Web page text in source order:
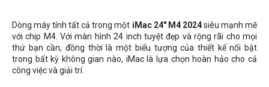
Dòng máy tính tất cả trong một iMac 24" M4 2024siêu mạnh mẽ
với chip M4. Với màn hình 24 inch tuyệt đẹp và rộng rãi cho mọi
thứ bạn cần, đồng thời là một biểu tượng của thiết kế nổi bật
trong bất kỳ không gian nào, iMac là lựa chọn hoàn hảo cho cả
công việc và giải trí.